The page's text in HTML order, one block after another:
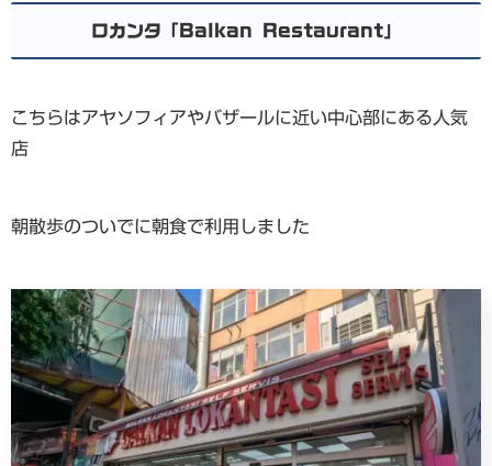
ロカンタ「Balkan Restaurant」
こちらはアヤソフィアやバザールに近い中心部にある人気
店
朝散歩のついでに朝食で利用しました